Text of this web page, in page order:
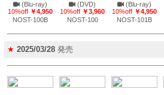
(Blu-ray)
10%off ￥4,950
NOST-100B
(DVD)
10%off ￥3,960
NOST-100
(Blu-ray)
10%off ￥4,950
NOST-101B
★ 2025/03/28 発売